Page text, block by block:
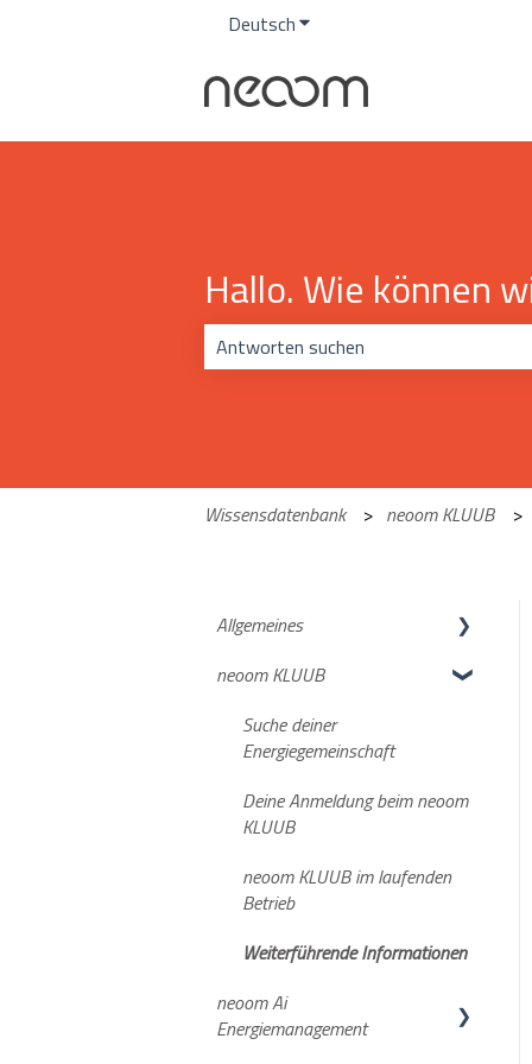
DeutschUntermenü für
Hallo. Wie können
Wissensdatenbank neoom KLUUB
Allgemeines
neoom APP
Netzanmeldung
neoom KLUUB
Suche deiner
Energiegemeinschaft
Deine Anmeldung beim neoom
KLUUB
neoom KLUUB im laufenden
Betrieb
Weiterführende Informationen
neoom Ai
Energiemanagement